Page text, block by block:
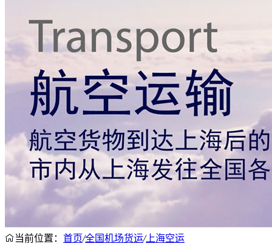
当前位置： 首页/全国机场货运/上海空运